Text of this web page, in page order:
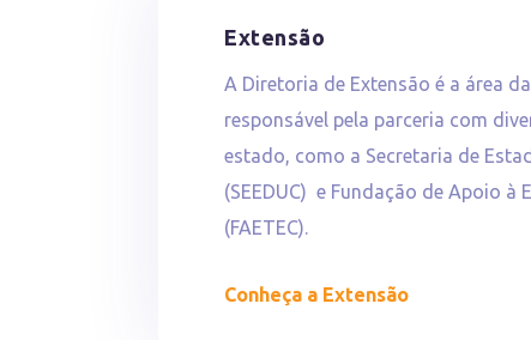
Extensão
A Diretoria de Extensão é a área
responsável pela parceria com
estado, como a Secretaria de
(SEEDUC) e Fundação de Apoio à
(FAETEC).
Conheça a Extensão